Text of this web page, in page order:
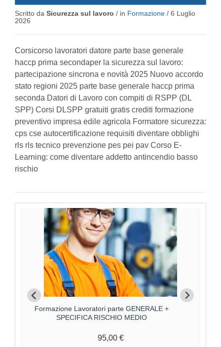
Scritto da Sicurezza sul lavoro / in Formazione / 6 Luglio
2026
Corsicorso lavoratori datore parte base generale
haccp prima secondaper la sicurezza sul lavoro:
partecipazione sincrona e novità 2025 Nuovo accordo
stato regioni 2025 parte base generale haccp prima
seconda Datori di Lavoro con compiti di RSPP (DL
SPP) Corsi DLSPP gratuiti gratis crediti formazione
preventivo impresa edile agricola Formatore sicurezza:
cps cse autocertificazione requisiti diventare obblighi
rls rls tecnico prevenzione pes pei pav Corso E-
Learning: come diventare addetto antincendio basso
rischio
Formazione Lavoratori parte GENERALE +
SPECIFICA RISCHIO MEDIO
95,00 €